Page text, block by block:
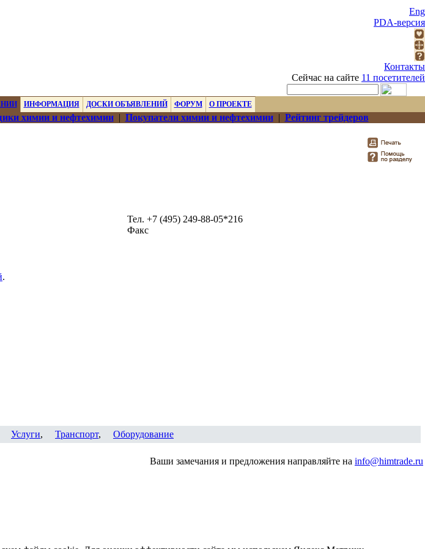
Eng
PDA-версия
Контакты
Сейчас на сайте 11 посетителей
ИНФОРМАЦИЯ ДОСКИ ОБЪЯВЛЕНИЙ ФОРУМ О ПРОЕКТЕ
химии и нефтехимии| Покупатели химии и нефтехимии| Рейтинг трейдеров
Тел. +7 (495) 249-88-05*216
Факс
.
Услуги, Транспорт, Оборудование
Ваши замечания и предложения направляйте на info@himtrade.ru